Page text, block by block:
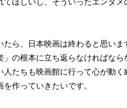
ら、日本映画は終わると思い
の根本に立ち返らなければなら
たちも映画館に行って心が動
作っていきたいです。